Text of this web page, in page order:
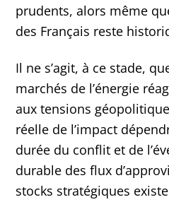
prudents, alors même
des Français reste
Il ne s’agit, à ce stade,
marchés de l’énergie
aux tensions
réelle de l’impact
durée du conflit et de
durable des flux
stocks stratégiques